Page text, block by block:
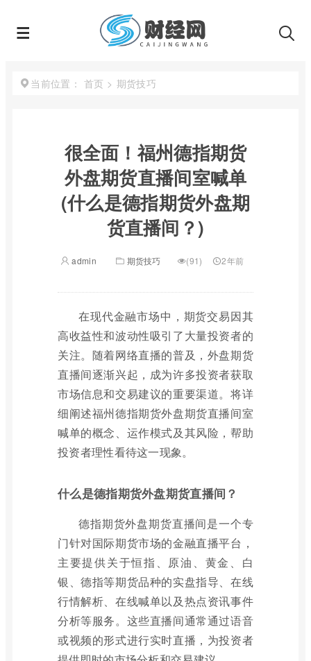
当前位置： 首页 > 期货技巧
很全面！福州德指期货
外盘期货直播间室喊单
(什么是德指期货外盘期
货直播间？)
admin 期货技巧 (91) 2年前
在现代金融市场中，期货交易因其
高收益性和波动性吸引了大量投资者的
关注。随着网络直播的普及，外盘期货
直播间逐渐兴起，成为许多投资者获取
市场信息和交易建议的重要渠道。将详
细阐述福州德指期货外盘期货直播间室
喊单的概念、运作模式及其风险，帮助
投资者理性看待这一现象。
什么是德指期货外盘期货直播间？
德指期货外盘期货直播间是一个专
门针对国际期货市场的金融直播平台，
主要提供关于恒指、原油、黄金、白
银、德指等期货品种的实盘指导、在线
行情解析、在线喊单以及热点资讯事件
分析等服务。这些直播间通常通过语音
或视频的形式进行实时直播，为投资者